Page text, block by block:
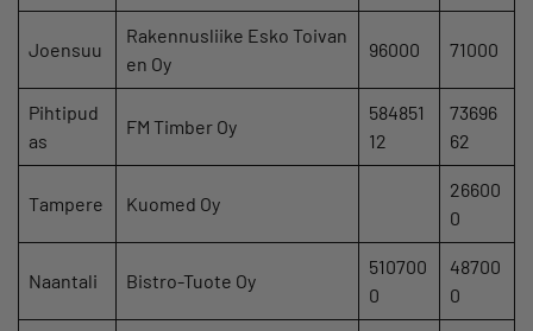
Joensuu
Rakennusliike Esko Toivan
en Oy
96000 71000
Pihtipud
as
FM Timber Oy
584851
12
73696
62
Tampere Kuomed Oy
26600
0
Naantali Bistro-Tuote Oy
510700
0
48700
0